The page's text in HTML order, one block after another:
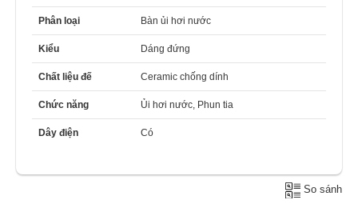
Phân loại Bàn ủi hơi nước
Kiểu Dáng đứng
Chất liệu đế Ceramic chống dính
Chức năng Ủi hơi nước, Phun tia
Dây điện Có
So sánh